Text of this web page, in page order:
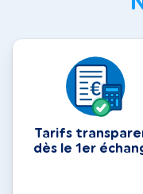
Tarifs
dès le 1er